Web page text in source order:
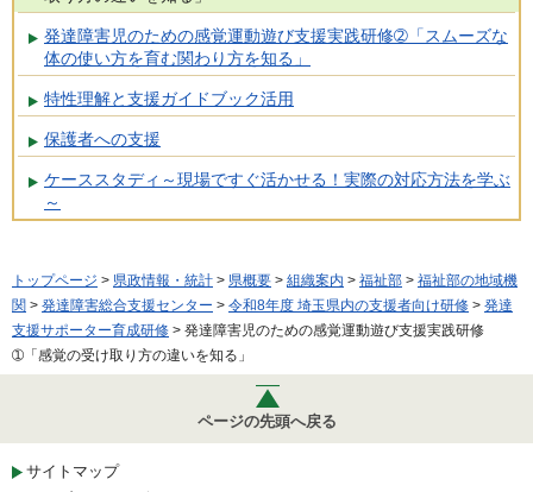
発達障害児のための感覚運動遊び支援実践研修➁「スムーズな
体の使い方を育む関わり方を知る」
特性理解と支援ガイドブック活用
保護者への支援
ケーススタディ～現場ですぐ活かせる！実際の対応方法を学ぶ
～
トップページ > 県政情報・統計 > 県概要 > 組織案内 > 福祉部 > 福祉部の地域機
関 > 発達障害総合支援センター > 令和8年度 埼玉県内の支援者向け研修 > 発達
支援サポーター育成研修 > 発達障害児のための感覚運動遊び支援実践研修
➀「感覚の受け取り方の違いを知る」
ページの先頭へ戻る
サイトマップ